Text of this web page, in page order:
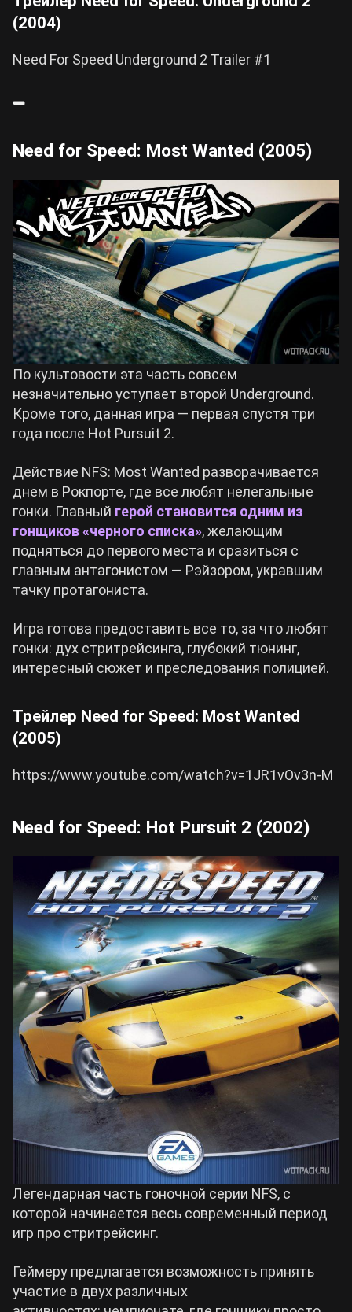
(2004)
Need For Speed Underground 2 Trailer #1
Need for Speed: Most Wanted (2005)
По культовости эта часть совсем
незначительно уступает второй Underground.
Кроме того, данная игра — первая спустя три
года после Hot Pursuit 2.
Действие NFS: Most Wanted разворачивается
днем в Рокпорте, где все любят нелегальные
гонки. Главный герой становится одним из
гонщиков «черного списка», желающим
подняться до первого места и сразиться с
главным антагонистом — Рэйзором, укравшим
тачку протагониста.
Игра готова предоставить все то, за что любят
гонки: дух стритрейсинга, глубокий тюнинг,
интересный сюжет и преследования полицией.
Трейлер Need for Speed: Most Wanted
(2005)
https://www.youtube.com/watch?v=1JR1vOv3n-M
Need for Speed: Hot Pursuit 2 (2002)
Легендарная часть гоночной серии NFS, с
которой начинается весь современный период
игр про стритрейсинг.
Геймеру предлагается возможность принять
участие в двух различных